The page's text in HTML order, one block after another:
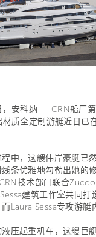
安科纳——CRN船厂第
质全定制游艇近日已
中，这艘伟岸豪艇已
条优雅地勾勒出她的
技术部门联合
建筑工作室共同
Laura Sessa专攻游艇
压起重机车，这艘巨